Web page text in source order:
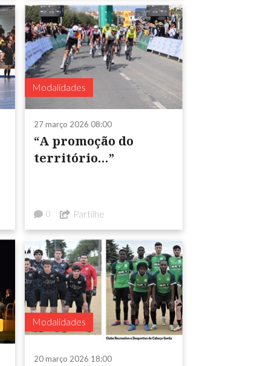
Modalidades
27 março 2026 08:00
“A promoção do
território…”
0 Partilhe
Modalidades
20 março 2026 18:00